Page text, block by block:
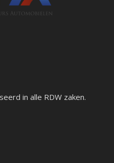
in alle RDW zaken.